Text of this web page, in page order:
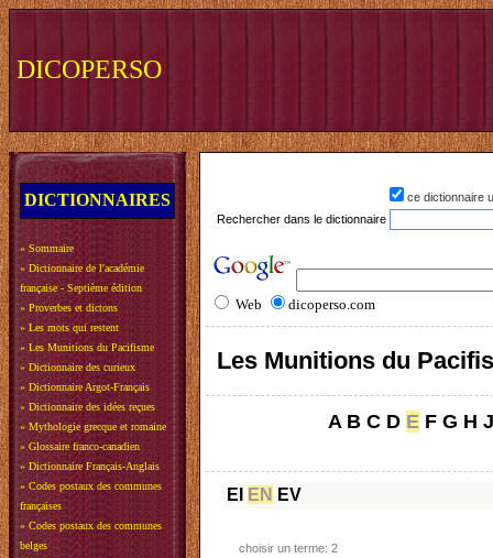
DICOPERSO
DICTIONNAIRES
» Sommaire
» Dictionnaire de l'académie
française - Septième édition
» Proverbes et dictons
» Les mots qui restent
» Les Munitions du Pacifisme
» Dictionnaire des curieux
» Dictionnaire Argot-Français
» Dictionnaire des idées reçues
» Mythologie grecque et romaine
» Glossaire franco-canadien
» Dictionnaire Français-Anglais
» Codes postaux des communes
françaises
» Codes postaux des communes
belges
ce dictionnaire
Rechercher dans le dictionnaire
Web dicoperso.com
Les Munitions du
A B C D E F G H J
EI EN EV
choisir un terme: 2